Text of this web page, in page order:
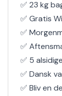
✅ 23 kg
✅ Gratis
✅
✅
✅ 5
✅ Dansk
✅ Bliv en